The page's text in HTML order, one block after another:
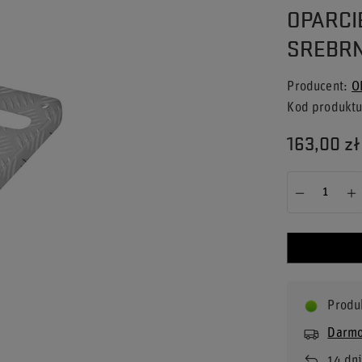
Producent
Kod produktu
163,00 zł